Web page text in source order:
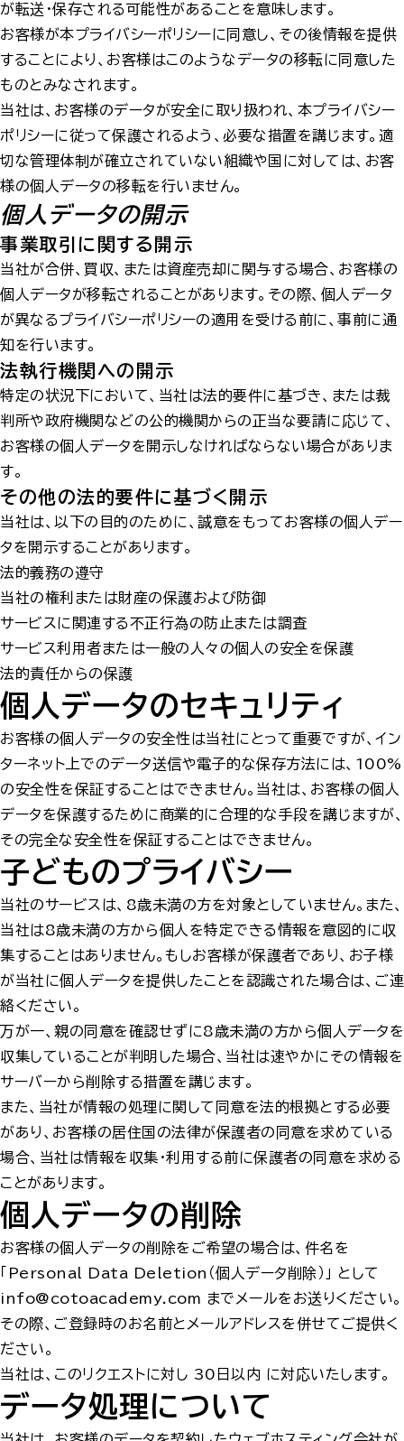
が転送・保存される可能性があることを意味します。
お客様が本プライバシーポリシーに同意し、その後情報を提供
することにより、お客様はこのようなデータの移転に同意した
ものとみなされます。
当社は、お客様のデータが安全に取り扱われ、本プライバシー
ポリシーに従って保護されるよう、必要な措置を講じます。適
切な管理体制が確立されていない組織や国に対しては、お客
様の個人データの移転を行いません。
個人データの開示
事業取引に関する開示
当社が合併、買収、または資産売却に関与する場合、お客様の
個人データが移転されることがあります。その際、個人データ
が異なるプライバシーポリシーの適用を受ける前に、事前に通
知を行います。
法執行機関への開示
特定の状況下において、当社は法的要件に基づき、または裁
判所や政府機関などの公的機関からの正当な要請に応じて、
お客様の個人データを開示しなければならない場合がありま
す。
その他の法的要件に基づく開示
当社は、以下の目的のために、誠意をもってお客様の個人デー
タを開示することがあります。
法的義務の遵守
当社の権利または財産の保護および防御
サービスに関連する不正行為の防止または調査
サービス利用者または一般の人々の個人の安全を保護
法的責任からの保護
個人データのセキュリティ
お客様の個人データの安全性は当社にとって重要ですが、イン
ターネット上でのデータ送信や電子的な保存方法には、100%
の安全性を保証することはできません。当社は、お客様の個人
データを保護するために商業的に合理的な手段を講じますが、
その完全な安全性を保証することはできません。
子どものプライバシー
当社のサービスは、8歳未満の方を対象としていません。また、
当社は8歳未満の方から個人を特定できる情報を意図的に収
集することはありません。もしお客様が保護者であり、お子様
が当社に個人データを提供したことを認識された場合は、ご連
絡ください。
万が一、親の同意を確認せずに8歳未満の方から個人データを
収集していることが判明した場合、当社は速やかにその情報を
サーバーから削除する措置を講じます。
また、当社が情報の処理に関して同意を法的根拠とする必要
があり、お客様の居住国の法律が保護者の同意を求めている
場合、当社は情報を収集・利用する前に保護者の同意を求める
ことがあります。
個人データの削除
お客様の個人データの削除をご希望の場合は、件名を
「Personal Data Deletion（個人データ削除）」 として
info@cotoacademy.com までメールをお送りください。
その際、ご登録時のお名前とメールアドレスを併せてご提供く
ださい。
当社は、このリクエストに対し 30日以内 に対応いたします。
データ処理について